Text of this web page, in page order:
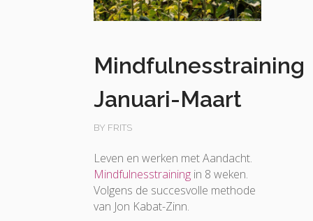
Mindfulnesstraining
Januari-Maart
BY FRITS
Leven en werken met Aandacht.
Mindfulnesstraining in 8 weken.
Volgens de succesvolle methode
van Jon Kabat-Zinn.